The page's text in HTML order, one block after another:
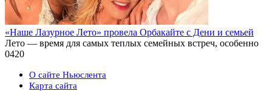
«Наше Лазурное Лето» провела Орбакайте с Дени и семьей
Лето — время для самых теплых семейных встреч, особенно
0420
О сайте Ньюслента
Карта сайта